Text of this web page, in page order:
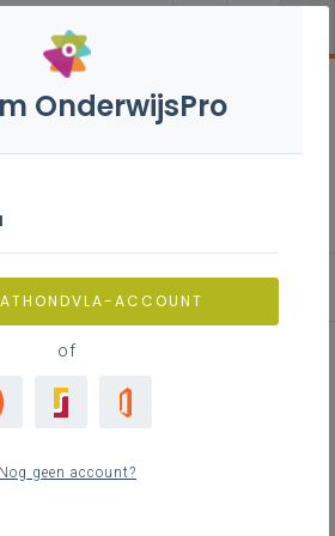
OnderwijsPro
ACCOUNT
of
Nog geen account?